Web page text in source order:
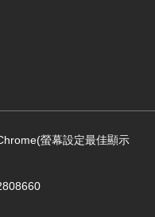
螢幕設定最佳顯示